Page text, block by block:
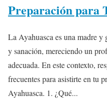
Preparación para
La Ayahuasca es una madre
y sanación, mereciendo un
adecuada. En este contexto,
frecuentes para asistirte en tu
Ayahuasca. 1. ¿Qué...